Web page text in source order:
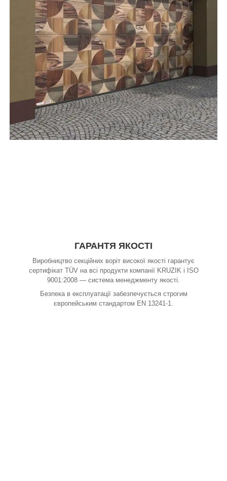
ГАРАНТЯ ЯКОСТІ
Виробництво секційних воріт високої якості гарантує
сертифікат TÜV на всі продукти компанії KRUZIK і ISО
9001:2008 — система менеджменту якості.
Безпека в експлуатації забезпечується строгим
європейським стандартом EN 13241-1.